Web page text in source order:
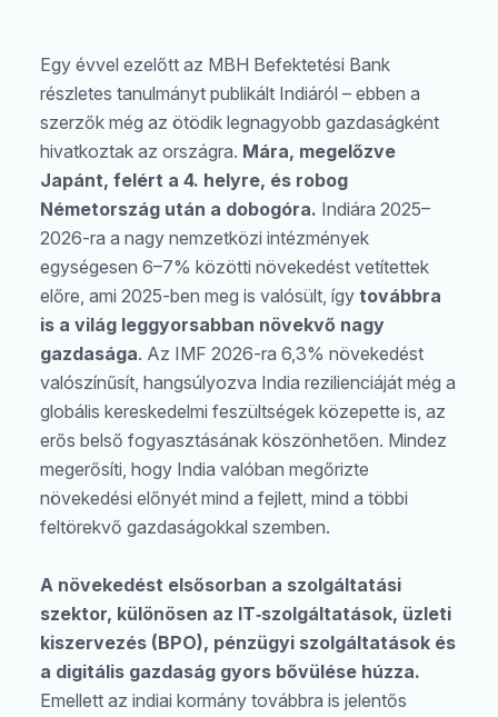
Egy évvel ezelőtt az MBH Befektetési Bank
részletes tanulmányt publikált Indiáról – ebben a
szerzők még az ötödik legnagyobb gazdaságként
hivatkoztak az országra. Mára, megelőzve
Japánt, felért a 4. helyre, és robog
Németország után a dobogóra. Indiára 2025–
2026-ra a nagy nemzetközi intézmények
egységesen 6–7% közötti növekedést vetítettek
előre, ami 2025-ben meg is valósült, így továbbra
is a világ leggyorsabban növekvő nagy
gazdasága. Az IMF 2026-ra 6,3% növekedést
valószínűsít, hangsúlyozva India rezilienciáját még a
globális kereskedelmi feszültségek közepette is, az
erős belső fogyasztásának köszönhetően. Mindez
megerősíti, hogy India valóban megőrizte
növekedési előnyét mind a fejlett, mind a többi
feltörekvő gazdaságokkal szemben.
A növekedést elsősorban a szolgáltatási
szektor, különösen az IT‑szolgáltatások, üzleti
kiszervezés (BPO), pénzügyi szolgáltatások és
a digitális gazdaság gyors bővülése húzza.
Emellett az indiai kormány továbbra is jelentős